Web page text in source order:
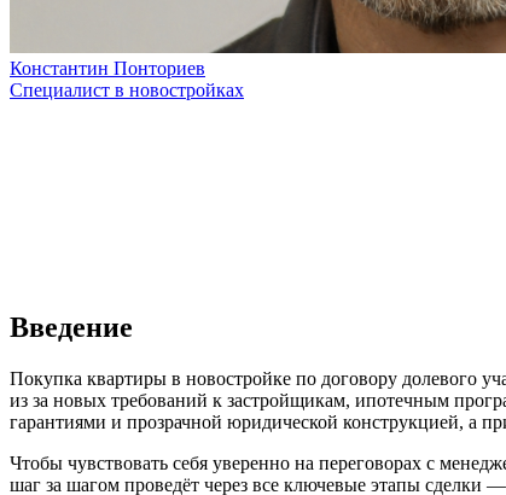
Константин Понториев
Специалист в новостройках
Введение
Покупка квартиры в новостройке по договору долевого
из за новых требований к застройщикам, ипотечным
гарантиями и прозрачной юридической конструкцией, а
Чтобы чувствовать себя уверенно на переговорах с
шаг за шагом проведёт через все ключевые этапы сделки